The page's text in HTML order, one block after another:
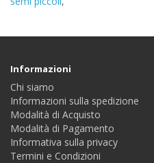
Informazioni
Chi siamo
Informazioni sulla spedizione
Modalità di Acquisto
Modalità di Pagamento
Informativa sulla privacy
Termini e Condizioni